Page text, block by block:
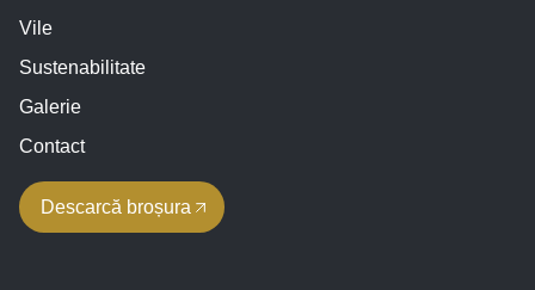
Vile
Sustenabilitate
Galerie
Contact
Descarcă broșura